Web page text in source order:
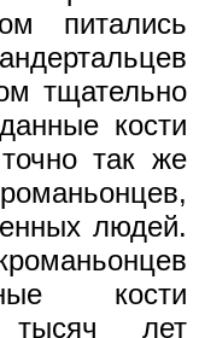
питались
тщательно
кости
так же
людей.
кости
тысяч лет